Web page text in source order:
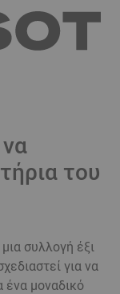
του
συλλογή έξι
για να
ένα μοναδικό